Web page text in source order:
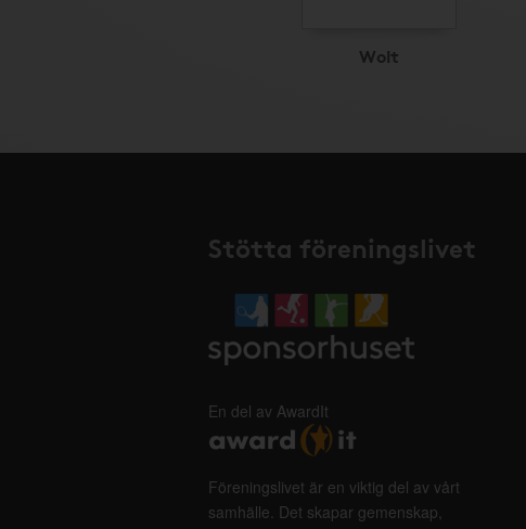
Wolt
Stötta föreningslivet
En del av AwardIt
Föreningslivet är en viktig del av vårt
samhälle. Det skapar gemenskap,